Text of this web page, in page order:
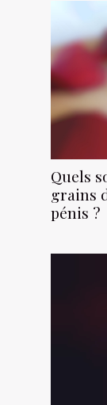
Quels
grains
pénis ?